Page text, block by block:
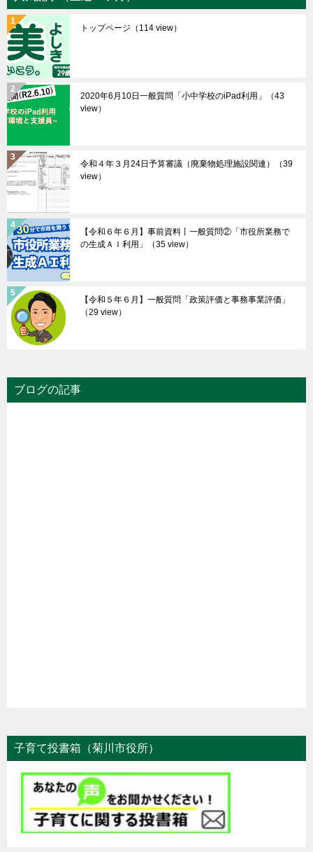
トップページ （114 view）
2020年6月10日一般質問「小中学校のiPad利用」
（43
view）
令和４年３月24日予算審議（廃棄物処理施設関連）
（39
view）
【令和６年６月】事前資料丨一般質問②「市役所業務で
の生成ＡＩ利用」
（35 view）
【令和５年６月】一般質問「政策評価と事務事業評価」
（29 view）
ブログの記事
子育て投書箱（菊川市役所）